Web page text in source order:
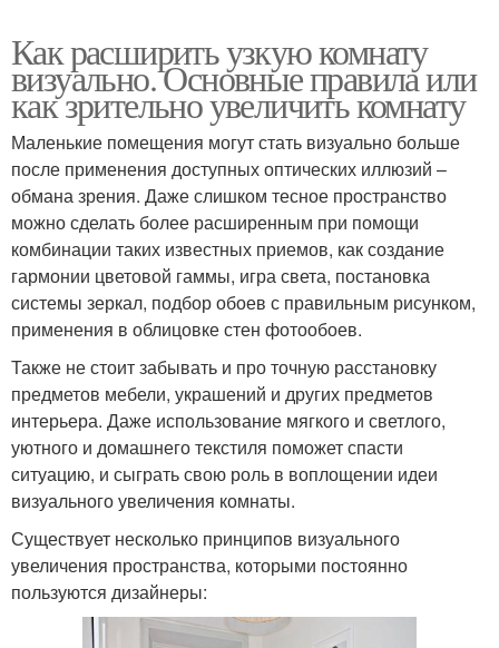
Как расширить узкую комнату
визуально. Основные правила или
как зрительно увеличить комнату
Маленькие помещения могут стать визуально больше
после применения доступных оптических иллюзий –
обмана зрения. Даже слишком тесное пространство
можно сделать более расширенным при помощи
комбинации таких известных приемов, как создание
гармонии цветовой гаммы, игра света, постановка
системы зеркал, подбор обоев с правильным рисунком,
применения в облицовке стен фотообоев.
Также не стоит забывать и про точную расстановку
предметов мебели, украшений и других предметов
интерьера. Даже использование мягкого и светлого,
уютного и домашнего текстиля поможет спасти
ситуацию, и сыграть свою роль в воплощении идеи
визуального увеличения комнаты.
Существует несколько принципов визуального
увеличения пространства, которыми постоянно
пользуются дизайнеры: